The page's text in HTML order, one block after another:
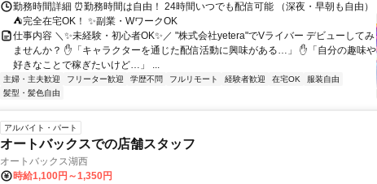
勤務時間詳細 ⏰勤務時間は自由！ 24時間いつでも配信可能 （深夜・早朝も自由）
⛺完全在宅OK！ ✨副業・WワークOK
仕事内容 ＼✨未経験・初心者OK✨／ "株式会社yetera"でVライバー デビューしてみ
ませんか？ ✋「キャラクターを通じた配信活動に興味がある…」 ✋「自分の趣味や
好きなことで稼ぎたいけど…」 ...
主婦・主夫歓迎 フリーター歓迎 学歴不問 フルリモート 経験者歓迎 在宅OK
服装自由
髪型・髪色自由
アルバイト・パート
オートバックスでの店舗スタッフ
オートバックス湖西
時給1,100円～1,350円